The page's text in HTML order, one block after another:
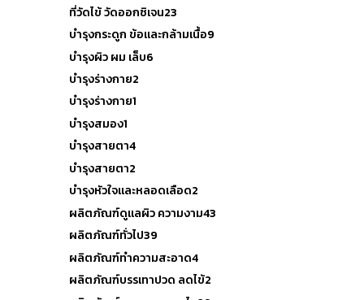
ที่วัดไข้ วัดออกซิเจน23
บำรุงกระดูก ข้อและกล้ามเนื้อ9
บำรุงผิว ผม เล็บ6
บำรุงร่างกาย2
บำรุงร่างกาย1
บำรุงสมอง1
บำรุงสายตา4
บำรุงสายตา2
บำรุงหัวใจและหลอดเลือด2
ผลิตภัณฑ์ดูแลผิว ความงาม43
ผลิตภัณฑ์ทั่วไป39
ผลิตภัณฑ์ทำความสะอาด4
ผลิตภัณฑ์บรรเทาปวด ลดไข้2